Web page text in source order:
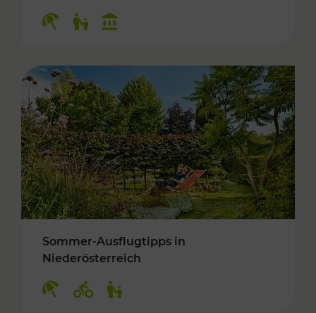
Sommer-Ausflugtipps in
Niederösterreich